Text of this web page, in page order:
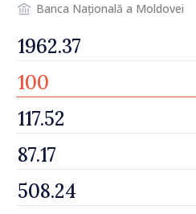
Banca Națională a Moldovei